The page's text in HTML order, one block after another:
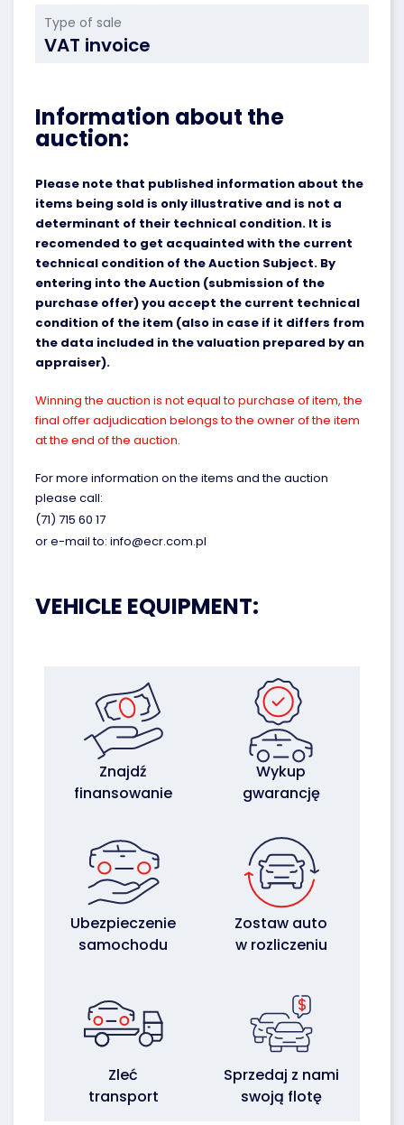
Type of sale
VAT invoice
Information about the
auction:
Please note that published information about the
items being sold is only illustrative and is not a
determinant of their technical condition. It is
recomended to get acquainted with the current
technical condition of the Auction Subject. By
entering into the Auction (submission of the
purchase offer) you accept the current technical
condition of the item (also in case if it differs from
the data included in the valuation prepared by an
appraiser).
Winning the auction is not equal to purchase of item, the
final offer adjudication belongs to the owner of the item
at the end of the auction.
For more information on the items and the auction
please call:
(71) 715 60 17
or e-mail to: info@ecr.com.pl
VEHICLE EQUIPMENT:
Znajdź
finansowanie
Wykup
gwarancję
Ubezpieczenie
samochodu
Zostaw auto
w rozliczeniu
Zleć
transport
Sprzedaj z nami
swoją flotę